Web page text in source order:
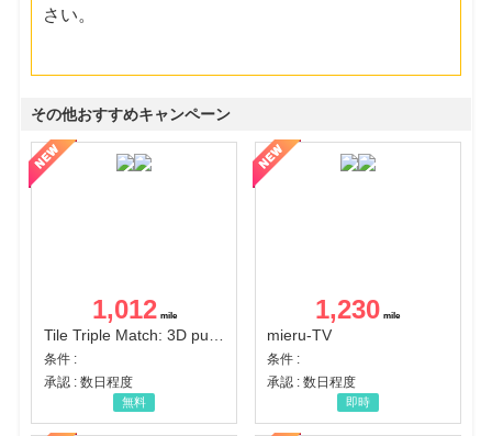
さい。
その他おすすめキャンペーン
1,012
Tile Triple Match: 3D puzzle
条件 :
承認 : 数日程度
無料
1,230
mieru-TV
条件 :
承認 : 数日程度
即時